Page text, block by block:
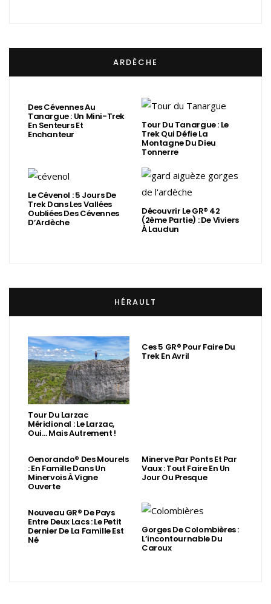
ARDÈCHE
Des Cévennes Au
Tanargue : Un Mini-Trek
En Senteurs Et
Enchanteur
Tour Du Tanargue : Le
Trek Qui Défie La
Montagne Du Dieu
Tonnerre
Le Cévenol : 5 Jours De
Trek Dans Les Vallées
Oubliées Des Cévennes
D’Ardèche
Découvrir Le GR® 42
(2ème Partie) : De Viviers
À Laudun
HÉRAULT
Tour Du Larzac
Méridional : Le Larzac,
Oui… Mais Autrement !
Ces 5 GR® Pour Faire Du
Trek En Avril
Oenorando® Des Mourels
: En Famille Dans Un
Minervois À Vigne
Ouverte
Minerve Par Ponts Et Par
Vaux : Tout Faire En Un
Jour Ou Presque
Nouveau GR® De Pays
Entre Deux Lacs : Le Petit
Dernier De La Famille Est
Né
Gorges De Colombières :
L’incontournable Du
Caroux